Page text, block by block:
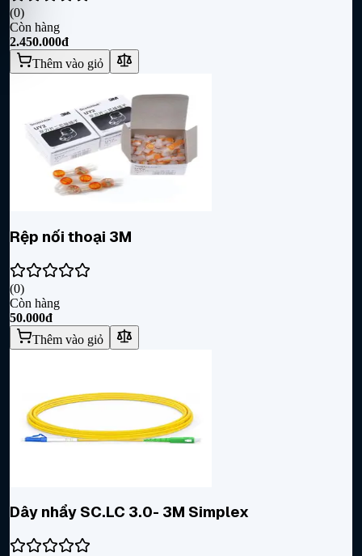
(0)
Còn hàng
2.450.000đ
Thêm vào giỏ
Rệp nối thoại 3M
(0)
Còn hàng
50.000đ
Thêm vào giỏ
Dây nhẩy SC.LC 3.0- 3M Simplex